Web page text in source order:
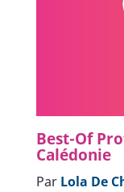
Best-Of
Calédonie
Par Lola De